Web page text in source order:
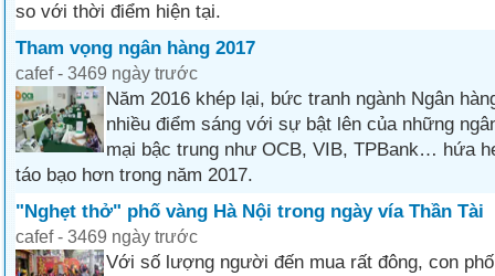
so với thời điểm hiện tại.
Tham vọng ngân hàng 2017
cafef - 3469 ngày trước
Năm 2016 khép lại, bức tranh ngành Ngân
nhiều điểm sáng với sự bật lên của những
mại bậc trung như OCB, VIB, TPBank… hứa
táo bạo hơn trong năm 2017.
"Nghẹt thở" phố vàng Hà Nội trong ngày vía Thần Tài
cafef - 3469 ngày trước
Với số lượng người đến mua rất đông, con